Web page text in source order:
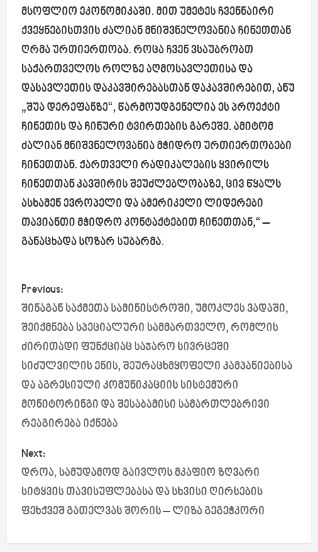
მსოფლიო ეკონომიკაში. მით უმეტეს ჩვენნაირი
ქვეყნებისთვის ძალიან მნიშვნელოვანია ჩინეთთან
ღრმა ურთიერთობა. როცა ჩვენ ვსაუბრობთ
საქართველოს როლზე აღმოსავლეთისა და
დასავლეთის დაკავშირებასთან დაკავშირებით, ანუ
„შუა დერეფანზე“, წარმოუდგენელია ეს პროექტი
ჩინეთის და ჩინური ტვირთების გარეშე. ამიტომ
ძალიან მნიშვნელოვანია მჭიდრო ურთიერთობები
ჩინეთთან. ქართველი რადიკალების ყვირილს
ჩინეთთან კავშირის შეუძლებლობაზე, ცივ წყალს
ასხამენ ევროპელი და ამერიკელი ლიდერები
თავიანთი მჭიდრო კონტაქტებით ჩინეთთან,“ –
განაცხადა სოზარ სუბარმა.
P
o
s
t
n
a
v
i
Previous:
შინაგან საქმეთა სამინისტროში, უმოკლეს ვადაში,
შეიქმნება სპეციალური სამმართველო, რომლის
ძირითადი ფუნქციაც საჯარო სივრცეში
სიძულვილის ენის, შეურაცხმყოფელი კამპანიებისა
და აგრესიული კომუნიკაციის სისტემური
მონიტორინგი და შესაბამისი სამართლებრივი
რეაგირება იქნება
Next:
დროა, სამუდამოდ გაივლოს მკაფიო ზღვარი
სიტყვის თავისუფლებასა და სხვისი ღირსების
ფეხქვეშ გათელვას შორის – ლიზა გეგეჭკორი